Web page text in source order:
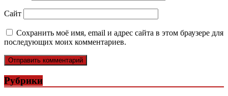
Сайт
Сохранить моё имя, email и адрес сайта в этом браузере для
последующих моих комментариев.
Рубрики